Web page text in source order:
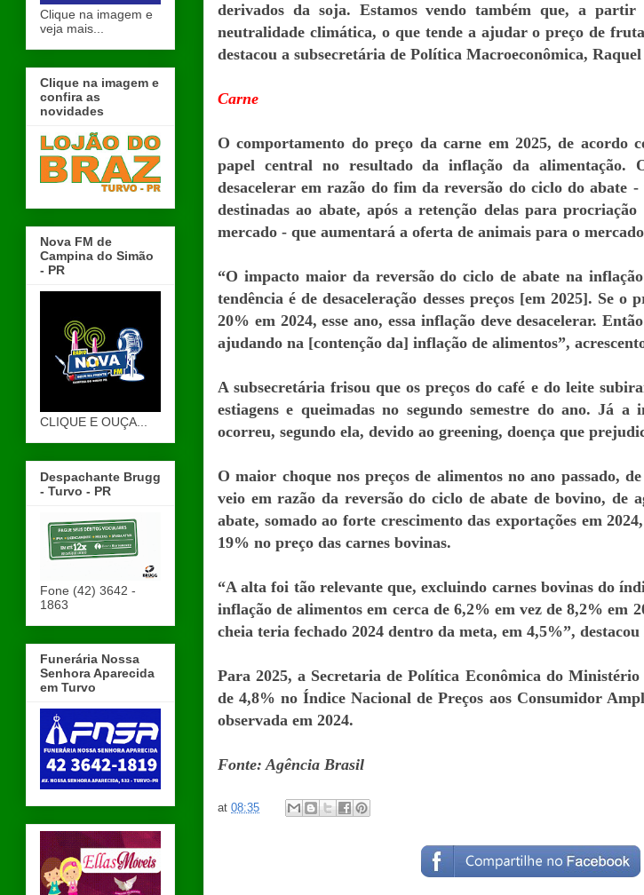
derivados da soja. Estamos vendo também que, a
neutralidade climática, o que tende a ajudar o preço de
destacou a subsecretária de Política Macroeconômica,
Carne
O comportamento do preço da carne em 2025, de acordo
papel central no resultado da inflação da alimentação.
desacelerar em razão do fim da reversão do ciclo do abate -
destinadas ao abate, após a retenção delas para
mercado - que aumentará a oferta de animais para o
“O impacto maior da reversão do ciclo de abate na
tendência é de desaceleração desses preços [em 2025]. Se o
20% em 2024, esse ano, essa inflação deve desacelerar.
ajudando na [contenção da] inflação de alimentos”,
A subsecretária frisou que os preços do café e do leite
estiagens e queimadas no segundo semestre do ano. Já
ocorreu, segundo ela, devido ao greening, doença que
O maior choque nos preços de alimentos no ano passado,
veio em razão da reversão do ciclo de abate de bovino, de
abate, somado ao forte crescimento das exportações em
19% no preço das carnes bovinas.
“A alta foi tão relevante que, excluindo carnes bovinas do
inflação de alimentos em cerca de 6,2% em vez de 8,2% em
cheia teria fechado 2024 dentro da meta, em 4,5%”, destacou
Para 2025, a Secretaria de Política Econômica do Ministério
de 4,8% no Índice Nacional de Preços aos Consumidor
observada em 2024.
Fonte: Agência Brasil
at 08:35
Clique na imagem e
veja mais...
Clique na imagem e
confira as
novidades
Nova FM de
Campina do Simão
- PR
CLIQUE E OUÇA...
Despachante Brugg
- Turvo - PR
Fone (42) 3642 -
1863
Funerária Nossa
Senhora Aparecida
em Turvo